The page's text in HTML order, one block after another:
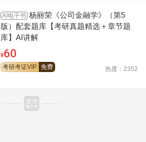
AI电子书 杨丽荣《公司金融学》（第5
版）配套题库【考研真题精选＋章节题
库】AI讲解
¥60
考研考证VIP 免费 热度：2352